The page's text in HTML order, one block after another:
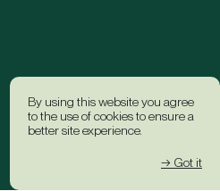
By using this website you agree
to the use of cookies to ensure a
better site experience.
→ Got it